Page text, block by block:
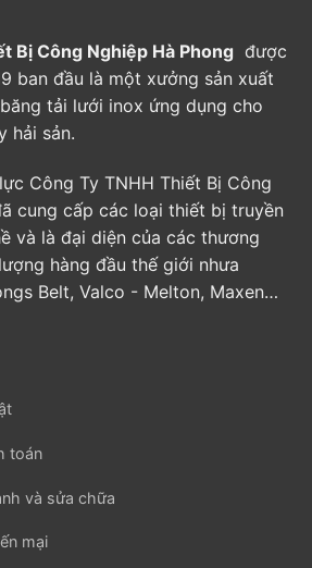
Bị Công Nghiệp Hà Phong được
ban đầu là một xưởng sản xuất
tải lưới inox ứng dụng cho
hải sản.
Công Ty TNHH Thiết Bị Công
cung cấp các loại thiết bị truyền
và là đại diện của các thương
hàng đầu thế giới nhưa
Belt, Valco - Melton, Maxen…
toán
và sửa chữa
mại